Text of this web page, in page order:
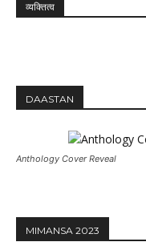
व्यक्तित्व
DAASTAN
Anthology Cover Reveal
MIMANSA 2023